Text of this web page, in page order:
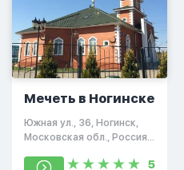
Мечеть в Ногинске
Южная ул., 36, Ногинск,
Московская обл., Россия,
5